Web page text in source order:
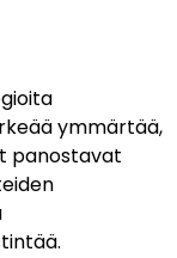
ymmärtää,
panostavat